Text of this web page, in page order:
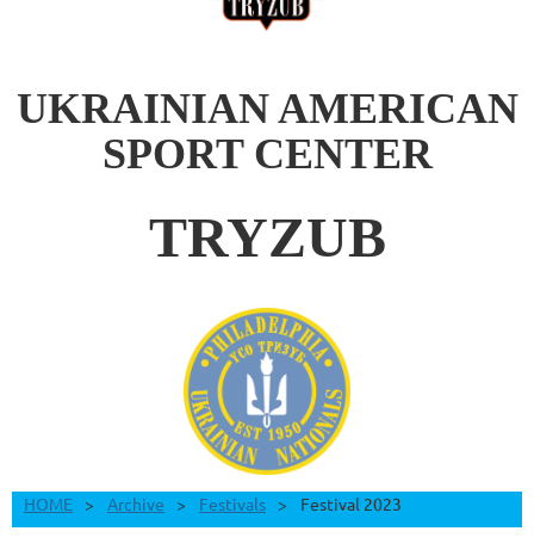
UKRAINIAN AMERICAN
SPORT CENTER
TRYZUB
HOME Archive Festivals Festival 2023